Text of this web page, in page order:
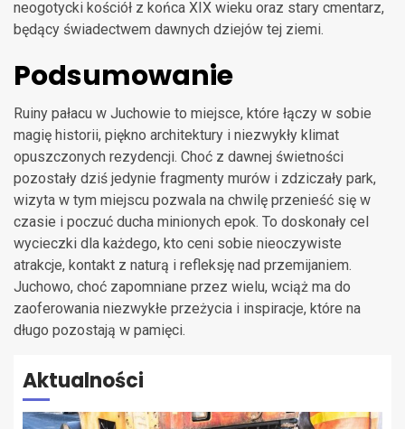
neogotycki kościół z końca XIX wieku oraz stary cmentarz,
będący świadectwem dawnych dziejów tej ziemi.
Podsumowanie
Ruiny pałacu w Juchowie to miejsce, które łączy w sobie
magię historii, piękno architektury i niezwykły klimat
opuszczonych rezydencji. Choć z dawnej świetności
pozostały dziś jedynie fragmenty murów i zdziczały park,
wizyta w tym miejscu pozwala na chwilę przenieść się w
czasie i poczuć ducha minionych epok. To doskonały cel
wycieczki dla każdego, kto ceni sobie nieoczywiste
atrakcje, kontakt z naturą i refleksję nad przemijaniem.
Juchowo, choć zapomniane przez wielu, wciąż ma do
zaoferowania niezwykłe przeżycia i inspiracje, które na
długo pozostają w pamięci.
Aktualności